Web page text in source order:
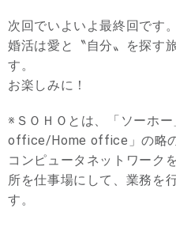
次回でいよいよ最終回です。
婚活は愛と〝自分〟を探す
す。
お楽しみに！
※ＳＯＨＯとは、「ソーホー
office/Home office」の略の
コンピュータネットワーク
所を仕事場にして、業務を
す。